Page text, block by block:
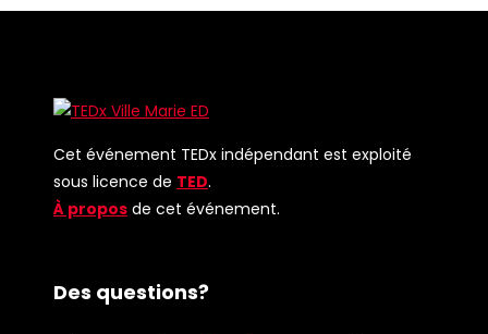
Cet événement TEDx indépendant est exploité
sous licence de TED.
À propos de cet événement.
Des questions?